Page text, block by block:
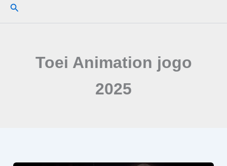
Pesquisar
Toei Animation jogo
2025